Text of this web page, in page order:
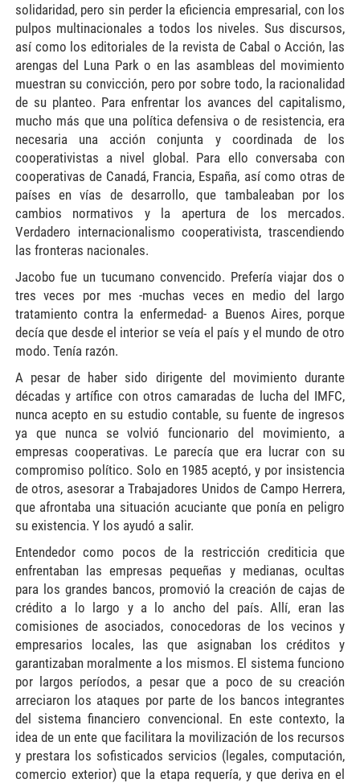
solidaridad, pero sin perder la eficiencia empresarial, con los
pulpos multinacionales a todos los niveles. Sus discursos,
así como los editoriales de la revista de Cabal o Acción, las
arengas del Luna Park o en las asambleas del movimiento
muestran su convicción, pero por sobre todo, la racionalidad
de su planteo. Para enfrentar los avances del capitalismo,
mucho más que una política defensiva o de resistencia, era
necesaria una acción conjunta y coordinada de los
cooperativistas a nivel global. Para ello conversaba con
cooperativas de Canadá, Francia, España, así como otras de
países en vías de desarrollo, que tambaleaban por los
cambios normativos y la apertura de los mercados.
Verdadero internacionalismo cooperativista, trascendiendo
las fronteras nacionales.
Jacobo fue un tucumano convencido. Prefería viajar dos o
tres veces por mes -muchas veces en medio del largo
tratamiento contra la enfermedad- a Buenos Aires, porque
decía que desde el interior se veía el país y el mundo de otro
modo. Tenía razón.
A pesar de haber sido dirigente del movimiento durante
décadas y artífice con otros camaradas de lucha del IMFC,
nunca acepto en su estudio contable, su fuente de ingresos
ya que nunca se volvió funcionario del movimiento, a
empresas cooperativas. Le parecía que era lucrar con su
compromiso político. Solo en 1985 aceptó, y por insistencia
de otros, asesorar a Trabajadores Unidos de Campo Herrera,
que afrontaba una situación acuciante que ponía en peligro
su existencia. Y los ayudó a salir.
Entendedor como pocos de la restricción crediticia que
enfrentaban las empresas pequeñas y medianas, ocultas
para los grandes bancos, promovió la creación de cajas de
crédito a lo largo y a lo ancho del país. Allí, eran las
comisiones de asociados, conocedoras de los vecinos y
empresarios locales, las que asignaban los créditos y
garantizaban moralmente a los mismos. El sistema funciono
por largos períodos, a pesar que a poco de su creación
arreciaron los ataques por parte de los bancos integrantes
del sistema financiero convencional. En este contexto, la
idea de un ente que facilitara la movilización de los recursos
y prestara los sofisticados servicios (legales, computación,
comercio exterior) que la etapa requería, y que deriva en el